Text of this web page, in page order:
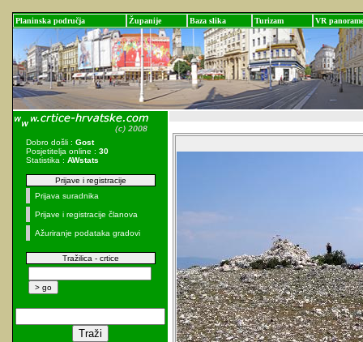
Planinska područja Županije Baza slika Turizam VR panorame
Dobro došli : Gost
Posjetitelja online : 30
Statistika : AWstats
Prijave i registracije
Prijava suradnika
Prijave i registracije članova
Ažuriranje podataka gradovi
Tražilica - crtice